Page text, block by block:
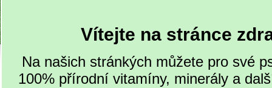
Vítejte na stránce
Na našich stránkých můžete pro své
100% přírodní vitamíny, minerály a